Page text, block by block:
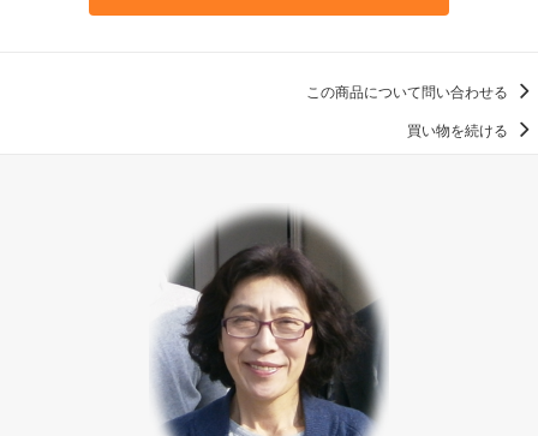
この商品について問い合わせる
買い物を続ける